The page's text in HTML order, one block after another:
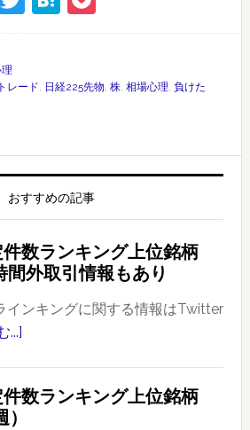
レード, 日経225先物, 株, 相場心理, 負けた
おすすめの記事
数ランキング上位銘柄
間外取引情報もあり
インキングに関する情報はTwitter
...]
の
数ランキング上位銘柄